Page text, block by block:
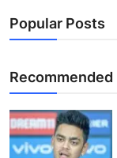
Popular Posts
Recommended